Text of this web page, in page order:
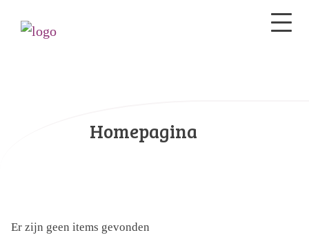
Homepagina
Er zijn geen items gevonden